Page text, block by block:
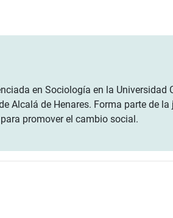
en Sociología en la
Alcalá de Henares. Forma parte de
promover el cambio social.